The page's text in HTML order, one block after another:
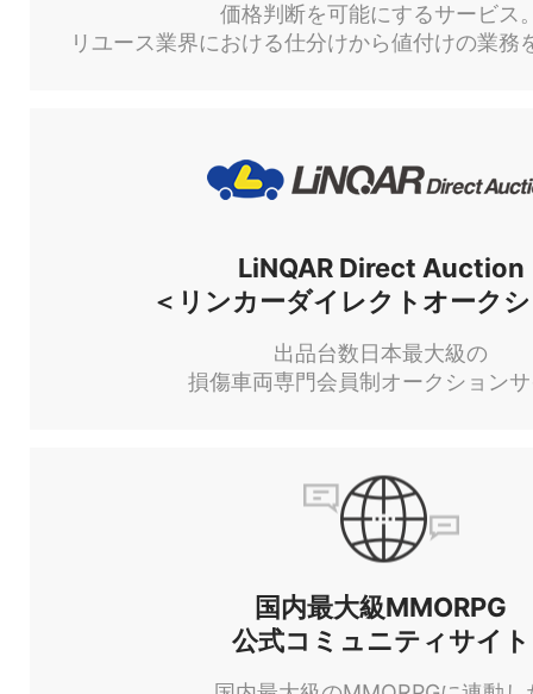
価格判断を可能にするサービス
リユース業界における仕分けから値付けの業務
LiNQAR Direct Auction
＜リンカーダイレクトオーク
出品台数日本最大級の
損傷車両専門会員制オークション
国内最大級MMORPG
公式コミュニティサイト